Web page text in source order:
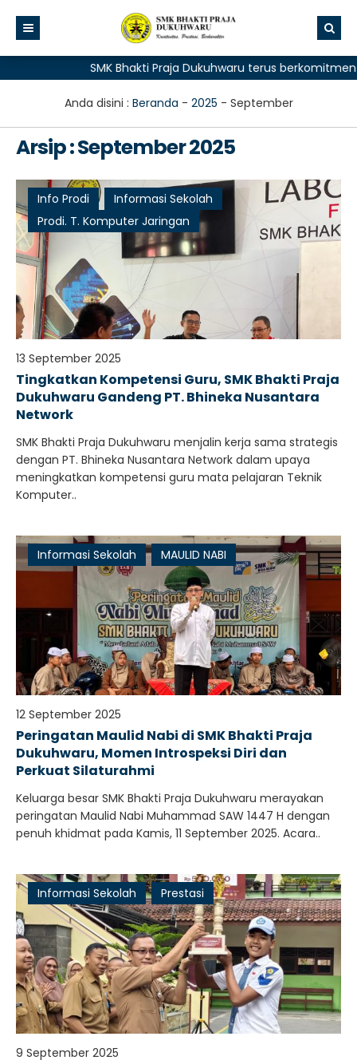
SMK Bhakti Praja Dukuhwaru terus berkomitmen
Anda disini : Beranda - 2025 - September
Arsip : September 2025
Info Prodi
Informasi Sekolah
Prodi. T. Komputer Jaringan
13 September 2025
Tingkatkan Kompetensi Guru, SMK Bhakti Praja
Dukuhwaru Gandeng PT. Bhineka Nusantara
Network
SMK Bhakti Praja Dukuhwaru menjalin kerja sama strategis
dengan PT. Bhineka Nusantara Network dalam upaya
meningkatkan kompetensi guru mata pelajaran Teknik
Komputer..
Informasi Sekolah MAULID NABI
12 September 2025
Peringatan Maulid Nabi di SMK Bhakti Praja
Dukuhwaru, Momen Introspeksi Diri dan
Perkuat Silaturahmi
Keluarga besar SMK Bhakti Praja Dukuhwaru merayakan
peringatan Maulid Nabi Muhammad SAW 1447 H dengan
penuh khidmat pada Kamis, 11 September 2025. Acara..
Informasi Sekolah Prestasi
9 September 2025